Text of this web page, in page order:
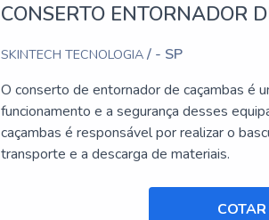
CONSERTO ENTORNADOR
SKINTECH TECNOLOGIA/ - SP
O conserto de entornador de caçambas é
funcionamento e a segurança desses
caçambas é responsável por realizar o
transporte e a descarga de materiais.